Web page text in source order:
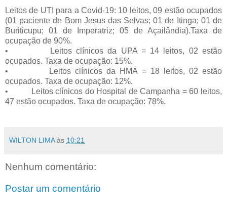
Leitos de UTI para a Covid-19: 10 leitos, 09 estão ocupados
(01 paciente de Bom Jesus das Selvas; 01 de Itinga; 01 de
Buriticupu; 01 de Imperatriz; 05 de Açailândia).Taxa de
ocupação de 90%.
•
Leitos clínicos da UPA = 14 leitos, 02 estão
ocupados. Taxa de ocupação: 15%.
•
Leitos clínicos da HMA = 18 leitos, 02 estão
ocupados. Taxa de ocupação: 12%.
•
Leitos clínicos do Hospital de Campanha = 60 leitos,
47 estão ocupados. Taxa de ocupação: 78%.
WILTON LIMA às 10:21
Nenhum comentário:
Postar um comentário